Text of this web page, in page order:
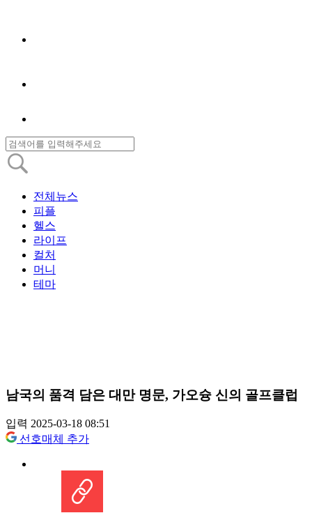
전체뉴스
피플
헬스
라이프
컬처
머니
테마
남국의 품격 담은 대만 명문, 가오슝 신의 골프클럽
입력 2025-03-18 08:51
선호매체 추가